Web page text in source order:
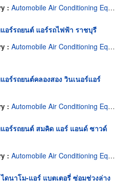
: Automobile Air Conditioning Equipment
อร์รถยนต์ แอร์รถไฟฟ้า ราชบุรี
: Automobile Air Conditioning Equipment
อร์รถยนต์คลองสอง วินเนอร์แอร์
: Automobile Air Conditioning Equipment
อร์รถยนต์ สมคิด แอร์ แอนด์ ซาวด์
: Automobile Air Conditioning Equipment
ดนาโม-แอร์ แบตเตอรี่ ซ่อมช่วงล่าง